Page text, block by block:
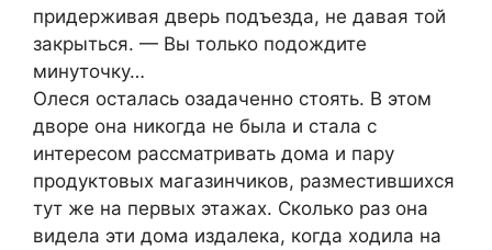
придерживая дверь подъезда, не давая той
закрыться. — Вы только подождите
минуточку…
Олеся осталась озадаченно стоять. В этом
дворе она никогда не была и стала с
интересом рассматривать дома и пару
продуктовых магазинчиков, разместившихся
тут же на первых этажах. Сколько раз она
видела эти дома издалека, когда ходила на